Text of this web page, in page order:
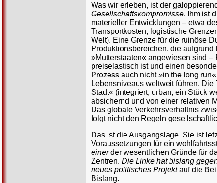
Was wir erleben, ist der
Gesellschaftskompromisse. Ihm ist
materieller Entwicklungen – etwa
Transportkosten, logistische
Welt). Eine Grenze für die ruinöse
Produktionsbereichen, die
»Mutterstaaten« angewiesen sind
preiselastisch ist und einen
Prozess auch nicht »in the long
Lebensniveaus weltweit führen.
Stadt« (integriert, urban, ein Stück
absichernd und von einer relativen
Das globale Verkehrsverhältnis
folgt nicht den Regeln
Das ist die Ausgangslage. Sie ist
Voraussetzungen für ein
einerder wesentlichen Gründe für
Zentren. Die Linke hat bislang
neues politisches Projektauf die
Bislang.